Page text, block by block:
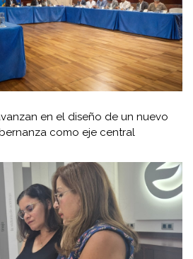
en el diseño de un nuevo
como eje central